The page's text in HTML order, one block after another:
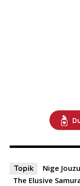
Topik
Nige
The Elusive